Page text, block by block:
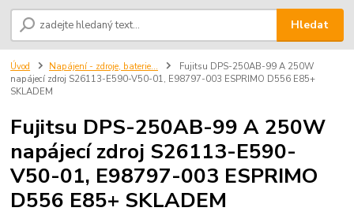
Hledat
Úvod Napájení - zdroje, baterie...
Fujitsu DPS-250AB-99 A 250W
napájecí zdroj S26113-E590-V50-01, E98797-003 ESPRIMO D556 E85+
SKLADEM
Fujitsu DPS-250AB-99 A 250W
napájecí zdroj S26113-E590-
V50-01, E98797-003 ESPRIMO
D556 E85+ SKLADEM